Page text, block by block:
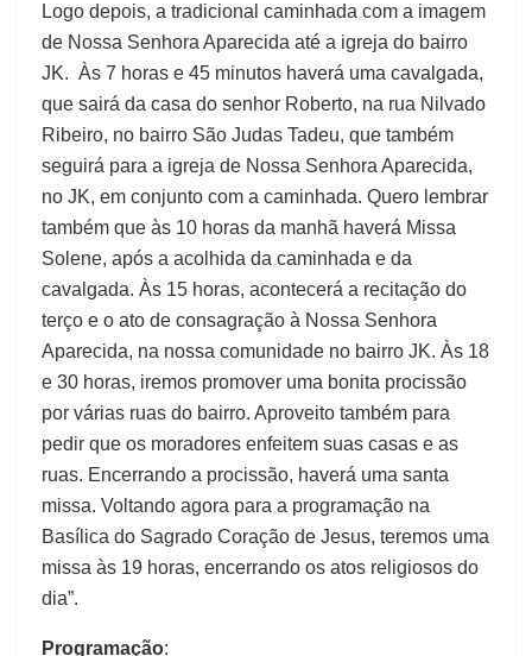
Logo depois, a tradicional caminhada com a imagem
de Nossa Senhora Aparecida até a igreja do bairro
JK. Às 7 horas e 45 minutos haverá uma cavalgada,
que sairá da casa do senhor Roberto, na rua Nilvado
Ribeiro, no bairro São Judas Tadeu, que também
seguirá para a igreja de Nossa Senhora Aparecida,
no JK, em conjunto com a caminhada. Quero lembrar
também que às 10 horas da manhã haverá Missa
Solene, após a acolhida da caminhada e da
cavalgada. Às 15 horas, acontecerá a recitação do
terço e o ato de consagração à Nossa Senhora
Aparecida, na nossa comunidade no bairro JK. Às 18
e 30 horas, iremos promover uma bonita procissão
por várias ruas do bairro. Aproveito também para
pedir que os moradores enfeitem suas casas e as
ruas. Encerrando a procissão, haverá uma santa
missa. Voltando agora para a programação na
Basílica do Sagrado Coração de Jesus, teremos uma
missa às 19 horas, encerrando os atos religiosos do
dia”.
Programação: